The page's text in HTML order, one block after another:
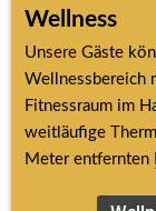
Wellness
Unsere Gäste
Wellnessbereich
Fitnessraum im
weitläufige
Meter entfernten